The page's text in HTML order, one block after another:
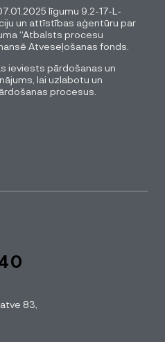
līgumu 9.2-17-L-
un attīstības aģentūru par
“Atbalsts procesu
Atveseļošanas fonds.
ieviests pārdošanas un
lai uzlabotu un
procesus.
83,